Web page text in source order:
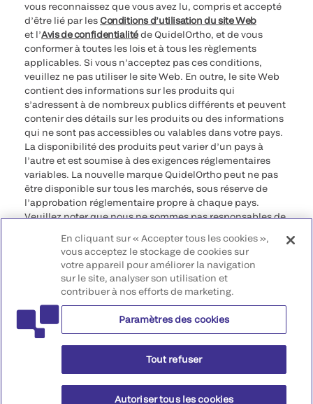
vous reconnaissez que vous avez lu, compris et accepté
d’être lié par lesConditions d’utilisation du site Web
et l’Avis de confidentialitéde QuidelOrtho, et de vous
conformer à toutes les lois et à tous les règlements
applicables. Si vous n’acceptez pas ces conditions,
veuillez ne pas utiliser le site Web. En outre, le site Web
contient des informations sur les produits qui
s’adressent à de nombreux publics différents et peuvent
contenir des détails sur les produits ou des informations
qui ne sont pas accessibles ou valables dans votre pays.
La disponibilité des produits peut varier d’un pays à
l’autre et est soumise à des exigences réglementaires
variables. La nouvelle marque QuidelOrtho peut ne pas
être disponible sur tous les marchés, sous réserve de
l’approbation réglementaire propre à chaque pays.
Veuillez noter que nous ne sommes pas responsables de
conformes à une procédure légale, à une
réglementation, à un enregistrement ou à un usage dans
votre pays d’origine.
©2026 QuidelOrtho Corporation. Tous droits réservés.
QuidelOrtho Corporation
9975 Summers Ridge Road, San Diego, CA 92121, USA
En cliquant sur « Accepter tous les cookies »,
vous acceptez le stockage de cookies sur
votre appareil pour améliorer la navigation
sur le site, analyser son utilisation et
contribuer à nos efforts de marketing.
Paramètres des cookies
Tout refuser
Autoriser tous les cookies